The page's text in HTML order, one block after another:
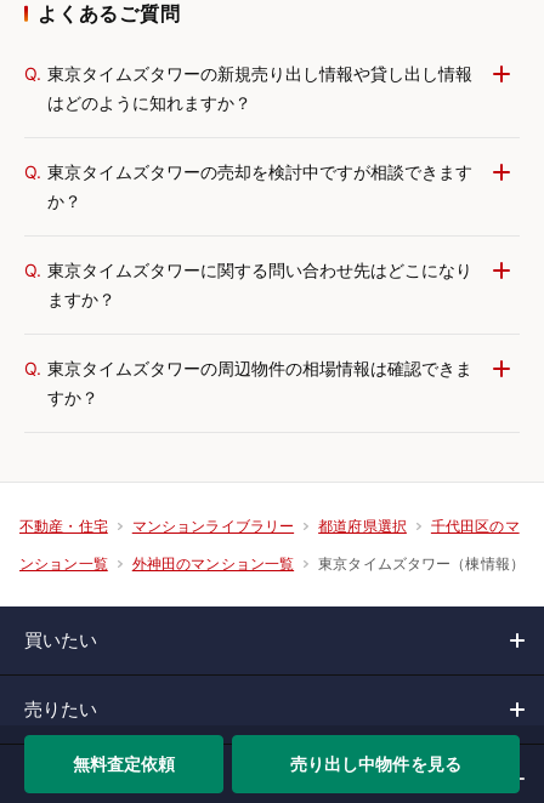
よくあるご質問
Q. 東京タイムズタワーの新規売り出し情報や貸し出し情報
はどのように知れますか？
Q. 東京タイムズタワーの売却を検討中ですが相談できます
か？
Q. 東京タイムズタワーに関する問い合わせ先はどこになり
ますか？
Q. 東京タイムズタワーの周辺物件の相場情報は確認できま
すか？
無料査定依頼 売り出し中物件を見る
不動産・住宅 マンションライブラリー 都道府県選択 千代田区のマ
ンション一覧 外神田のマンション一覧 東京タイムズタワー（棟情報）
買いたい
売りたい
借りたい